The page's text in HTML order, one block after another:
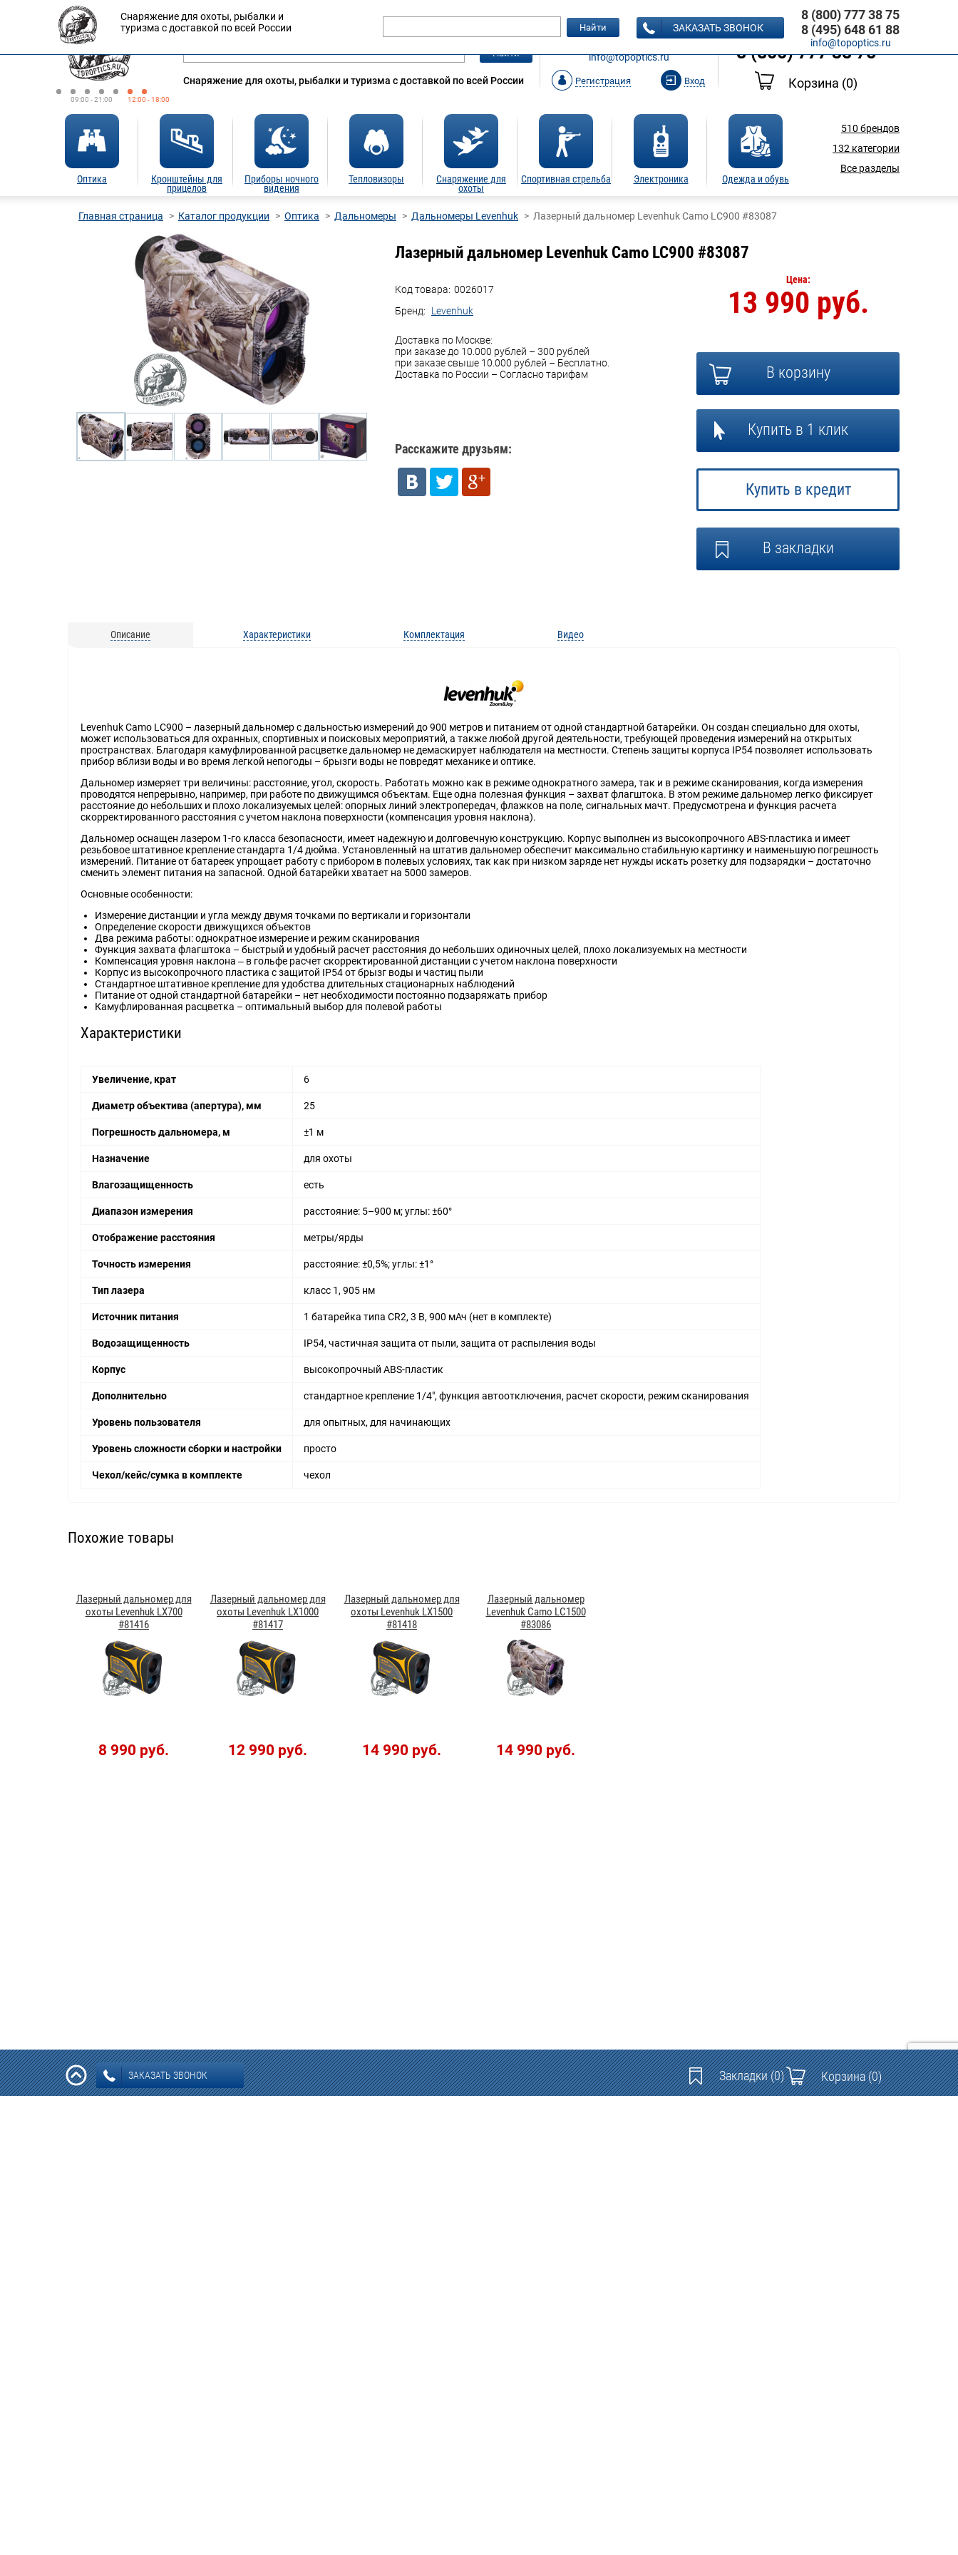
09:00 - 21:00 12:00 - 18:00
Оплата Доставка
Найти
Снаряжение для охоты, рыбалки и туризма с доставкой по всей России
ЗАКАЗАТЬ ЗВОНОК
info@topoptics.ru
Регистрация Вход
8 (495) 648 61 88
8 (800) 777 38 75
Корзина (0)
Оптика
Кронштейны для
прицелов
Приборы ночного
видения
Тепловизоры
Снаряжение для
охоты
Спортивная стрельба Электроника Одежда и обувь
510 брендов
132 категории
Все разделы
Снаряжение для охоты, рыбалки и
туризма с доставкой по всей России
Найти ЗАКАЗАТЬ ЗВОНОК
8 (800) 777 38 75
8 (495) 648 61 88
info@topoptics.ru
Главная страница Каталог продукции Оптика Дальномеры Дальномеры Levenhuk Лазерный дальномер Levenhuk Camo LC900 #83087
Лазерный дальномер Levenhuk Camo LC900 #83087
Код товара: 0026017
Бренд:
Levenhuk
Доставка по Москве:
при заказе до 10.000 рублей – 300 рублей
при заказе свыше 10.000 рублей – Бесплатно.
Доставка по России – Согласно тарифам
Расскажите друзьям:
Цена:
13 990 руб.
В корзину
Купить в 1 клик
Купить в кредит
В закладки
Описание Характеристики Комплектация Видео
Levenhuk Camo LC900 – лазерный дальномер с дальностью измерений до 900 метров и питанием от одной стандартной батарейки. Он создан специально для охоты,
может использоваться для охранных, спортивных и поисковых мероприятий, а также любой другой деятельности, требующей проведения измерений на открытых
пространствах. Благодаря камуфлированной расцветке дальномер не демаскирует наблюдателя на местности. Степень защиты корпуса IP54 позволяет использовать
прибор вблизи воды и во время легкой непогоды – брызги воды не повредят механике и оптике.
Дальномер измеряет три величины: расстояние, угол, скорость. Работать можно как в режиме однократного замера, так и в режиме сканирования, когда измерения
проводятся непрерывно, например, при работе по движущимся объектам. Еще одна полезная функция – захват флагштока. В этом режиме дальномер легко фиксирует
расстояние до небольших и плохо локализуемых целей: опорных линий электропередач, флажков на поле, сигнальных мачт. Предусмотрена и функция расчета
скорректированного расстояния с учетом наклона поверхности (компенсация уровня наклона).
Дальномер оснащен лазером 1-го класса безопасности, имеет надежную и долговечную конструкцию. Корпус выполнен из высокопрочного ABS-пластика и имеет
резьбовое штативное крепление стандарта 1/4 дюйма. Установленный на штатив дальномер обеспечит максимально стабильную картинку и наименьшую погрешность
измерений. Питание от батареек упрощает работу с прибором в полевых условиях, так как при низком заряде нет нужды искать розетку для подзарядки – достаточно
сменить элемент питания на запасной. Одной батарейки хватает на 5000 замеров.
Основные особенности:
Измерение дистанции и угла между двумя точками по вертикали и горизонтали
Определение скорости движущихся объектов
Два режима работы: однократное измерение и режим сканирования
Функция захвата флагштока – быстрый и удобный расчет расстояния до небольших одиночных целей, плохо локализуемых на местности
Компенсация уровня наклона ‒ в гольфе расчет скорректированной дистанции с учетом наклона поверхности
Корпус из высокопрочного пластика с защитой IP54 от брызг воды и частиц пыли
Стандартное штативное крепление для удобства длительных стационарных наблюдений
Питание от одной стандартной батарейки – нет необходимости постоянно подзаряжать прибор
Камуфлированная расцветка – оптимальный выбор для полевой работы
Характеристики
Увеличение, крат 6
Диаметр объектива (апертура), мм 25
Погрешность дальномера, м ±1 м
Назначение для охоты
Влагозащищенность есть
Диапазон измерения расстояние: 5–900 м; углы: ±60°
Отображение расстояния метры/ярды
Точность измерения расстояние: ±0,5%; углы: ±1°
Тип лазера класс 1, 905 нм
Источник питания 1 батарейка типа CR2, 3 В, 900 мАч (нет в комплекте)
Водозащищенность IP54, частичная защита от пыли, защита от распыления воды
Корпус высокопрочный ABS-пластик
Дополнительно стандартное крепление 1/4", функция автоотключения, расчет скорости, режим сканирования
Уровень пользователя для опытных, для начинающих
Уровень сложности сборки и настройки просто
Чехол/кейс/сумка в комплекте чехол
Похожие товары
Лазерный дальномер для
охоты Levenhuk LX700
#81416
8 990 руб.
Лазерный дальномер для
охоты Levenhuk LX1000
#81417
12 990 руб.
Лазерный дальномер для
охоты Levenhuk LX1500
#81418
14 990 руб.
Лазерный дальномер
Levenhuk Camo LC1500
#83086
14 990 руб.
ЗАКАЗАТЬ ЗВОНОК Закладки(0) Корзина(0)